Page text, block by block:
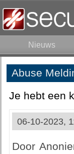
Nieuws
Abuse
Je hebt een
06-10-2023,
Door